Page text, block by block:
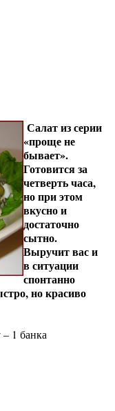
Салат из серии
«проще не
бывает».
Готовится за
четверть часа,
но при этом
вкусно и
достаточно
сытно.
Выручит вас и
в ситуации
спонтанно
но красиво
1 банка